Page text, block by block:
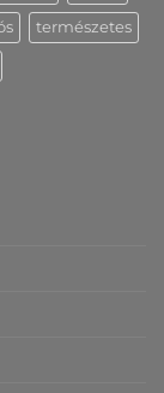
természetes